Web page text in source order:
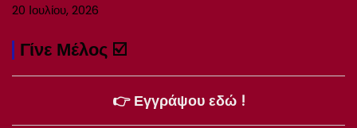
20 Ιουλίου, 2026
Γίνε Μέλος ☑️
👉 Εγγράψου εδώ !